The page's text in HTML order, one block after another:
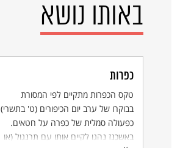
באותו נושא
כפרות
טקס הכפרות מתקיים לפי המסורת
בבוקרו של ערב יום הכיפורים (ט' בתשרי)
כפעולה סמלית של כפרה על חטאים.
באשכנז נהגו לקיים אותו עם תרנגול (או